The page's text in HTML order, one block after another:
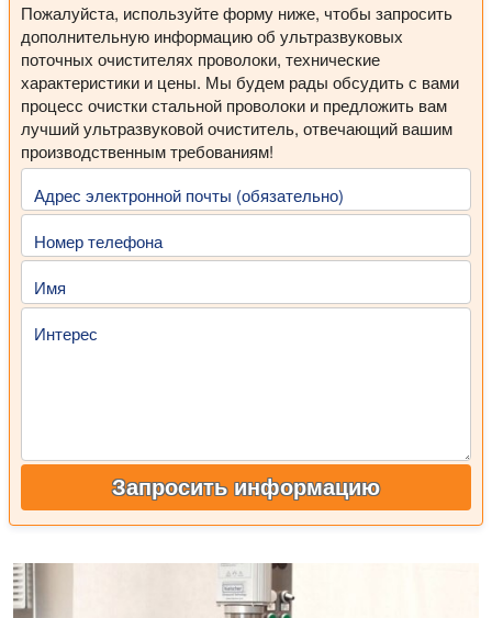
Пожалуйста, используйте форму ниже, чтобы запросить
дополнительную информацию об ультразвуковых
поточных очистителях проволоки, технические
характеристики и цены. Мы будем рады обсудить с вами
процесс очистки стальной проволоки и предложить вам
лучший ультразвуковой очиститель, отвечающий вашим
производственным требованиям!
Адрес электронной почты (обязательно)
Номер телефона
Имя
Интерес
Запросить информацию